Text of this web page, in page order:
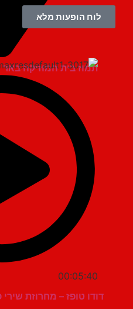
תמוז בית המוזיקה באר שבע
לוח הופעות מלא
00:05:40
דודו טופז – מחרוזת שירי פועלים